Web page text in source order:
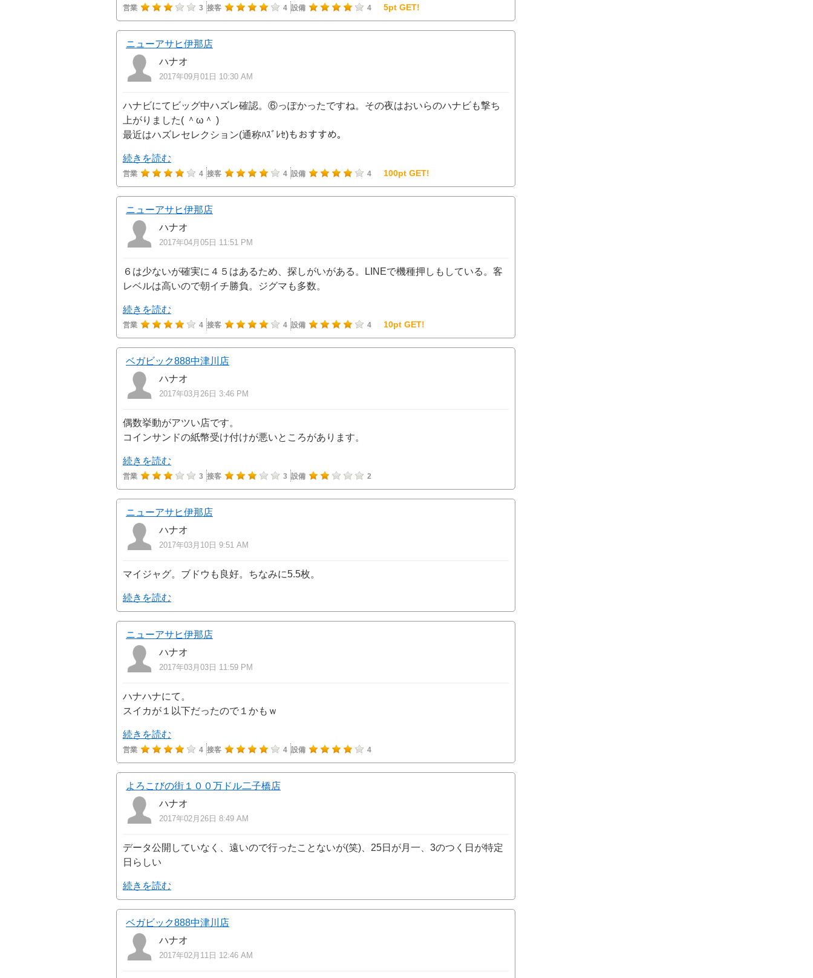
営業 3 接客 4 設備 4 5pt GET!
ニューアサヒ伊那店
ハナオ
2017年09月01日 10:30 AM
ハナビにてビッグ中ハズレ確認。⑥っぽかったですね。その夜はおいらのハナビも撃ち
上がりました( ＾ω＾ )
最近はハズレセレクション(通称ﾊｽﾞﾚｾ)もおすすめ。
続きを読む
営業 4 接客 4 設備 4 100pt GET!
ニューアサヒ伊那店
ハナオ
2017年04月05日 11:51 PM
６は少ないが確実に４５はあるため、探しがいがある。LINEで機種押しもしている。客
レベルは高いので朝イチ勝負。ジグマも多数。
続きを読む
営業 4 接客 4 設備 4 10pt GET!
ベガビック888中津川店
ハナオ
2017年03月26日 3:46 PM
偶数挙動がアツい店です。
コインサンドの紙幣受け付けが悪いところがあります。
続きを読む
営業 3 接客 3 設備 2
ニューアサヒ伊那店
ハナオ
2017年03月10日 9:51 AM
マイジャグ。ブドウも良好。ちなみに5.5枚。
続きを読む
ニューアサヒ伊那店
ハナオ
2017年03月03日 11:59 PM
ハナハナにて。
スイカが１以下だったので１かもｗ
続きを読む
営業 4 接客 4 設備 4
よろこびの街１００万ドル二子橋店
ハナオ
2017年02月26日 8:49 AM
データ公開していなく、遠いので行ったことないが(笑)、25日が月一、3のつく日が特定
日らしい
続きを読む
ベガビック888中津川店
ハナオ
2017年02月11日 12:46 AM